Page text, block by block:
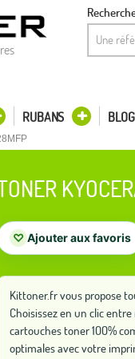
RUBANS
♡ Ajouter aux favoris
Kittoner.fr vous propose
Choisissez en un clic
cartouches toner 100%
optimales avec votre